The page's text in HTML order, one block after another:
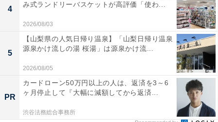
4
み式ランドリーバスケットが高評価「使わ...
2026/08/03
5
【山梨県の人気日帰り温泉】「山梨日帰り温泉
源泉かけ流しの湯 桜湯」は源泉かけ流...
2026/08/05
PR
カードローン50万円以上の人は、返済を3～6
ヶ月停止して『大幅に減額してから返済...
渋谷法務総合事務所